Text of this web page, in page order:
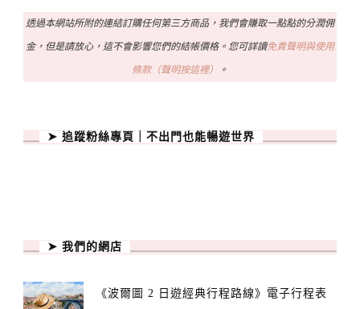
透過本網站所附的連結訂購任何第三方商品，我們會賺取一點點的分潤佣
金，但是請放心，這不會影響您們的結帳價格。您可詳讀免責聲明與使用
條款（聲明按這裡） 。
➤ 追蹤粉絲專頁｜不出門也能暢遊世界
➤ 我們的網店
《波爾圖 2 日遊經典行程路線》電子行程表